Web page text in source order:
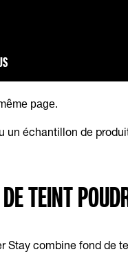
page.
un échantillon de
TEINT
Stay combine fond de